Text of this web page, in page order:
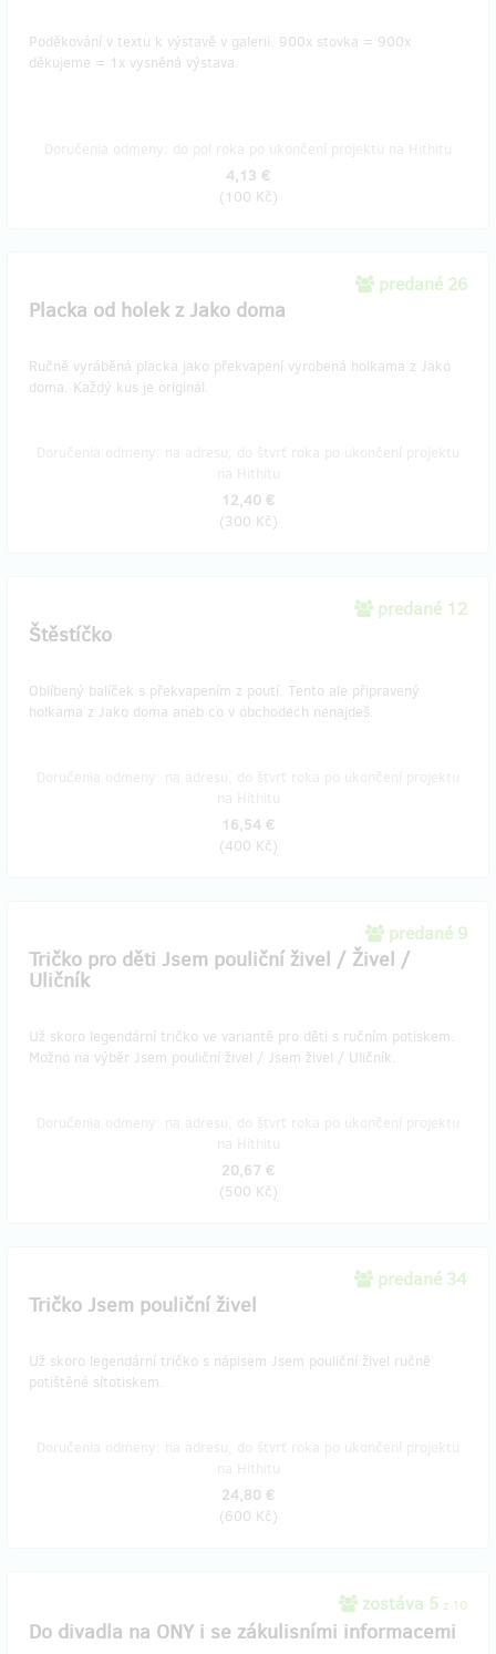
Poděkování v textu k výstavě v galerii. 900x stovka = 900x
děkujeme = 1x vysněná výstava.
4,13 €
(100 Kč)
predané 26
Placka od holek z Jako doma
Ručně vyráběná placka jako překvapení vyrobená holkama z Jako
doma. Každý kus je originál.
12,40 €
(300 Kč)
predané 12
Štěstíčko
Oblíbený balíček s překvapením z poutí. Tento ale připravený
holkama z Jako doma aneb co v obchodech nenajdeš.
16,54 €
(400 Kč)
predané 9
Tričko pro děti Jsem pouliční živel / Živel /
Uličník
Už skoro legendární tričko ve variantě pro děti s ručním potiskem.
Možno na výběr Jsem pouliční živel / Jsem živel / Uličník.
20,67 €
(500 Kč)
predané 34
Tričko Jsem pouliční živel
Už skoro legendární tričko s nápisem Jsem pouliční živel ručně
potištěné sítotiskem.
24,80 €
(600 Kč)
zostáva 5 z 10
Do divadla na ONY i se zákulisními informacemi